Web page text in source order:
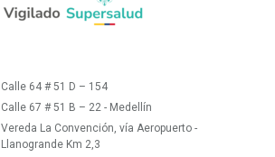
Calle 64 # 51 D – 154
Calle 67 # 51 B – 22 - Medellín
Vereda La Convención, vía Aeropuerto -
Llanogrande Km 2,3